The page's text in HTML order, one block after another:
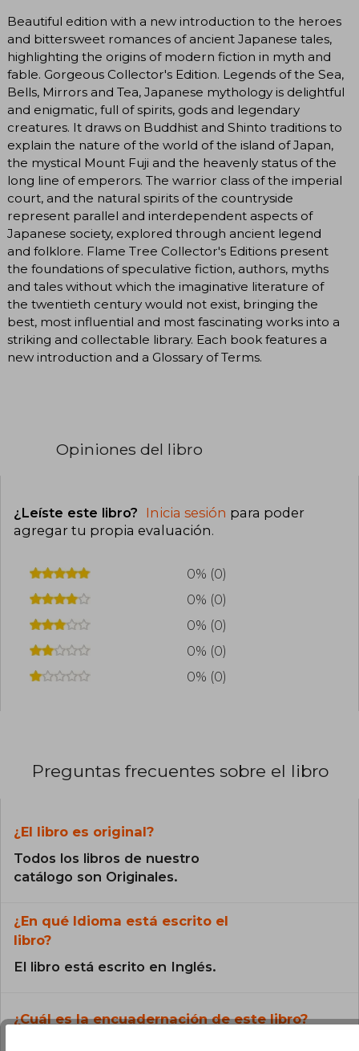
Beautiful edition with a new introduction to the heroes
and bittersweet romances of ancient Japanese tales,
highlighting the origins of modern fiction in myth and
fable. Gorgeous Collector's Edition. Legends of the Sea,
Bells, Mirrors and Tea, Japanese mythology is delightful
and enigmatic, full of spirits, gods and legendary
creatures. It draws on Buddhist and Shinto traditions to
explain the nature of the world of the island of Japan,
the mystical Mount Fuji and the heavenly status of the
long line of emperors. The warrior class of the imperial
court, and the natural spirits of the countryside
represent parallel and interdependent aspects of
Japanese society, explored through ancient legend
and folklore. Flame Tree Collector's Editions present
the foundations of speculative fiction, authors, myths
and tales without which the imaginative literature of
the twentieth century would not exist, bringing the
best, most influential and most fascinating works into a
striking and collectable library. Each book features a
new introduction and a Glossary of Terms.
Opiniones del libro
¿Leíste este libro? Inicia sesión para poder
agregar tu propia evaluación.
0% (0)
0% (0)
0% (0)
0% (0)
0% (0)
Preguntas frecuentes sobre el libro
¿El libro es original?
Todos los libros de nuestro
catálogo son Originales.
¿En qué Idioma está escrito el
libro?
El libro está escrito en Inglés.
¿Cuál es la encuadernación de este libro?